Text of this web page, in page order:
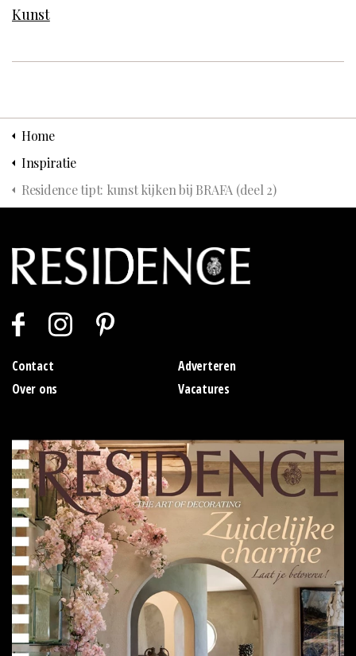
Kunst
Home
Inspiratie
Residence tipt: kunst kijken bij BRAFA (deel 2)
Contact
Adverteren
Over ons
Vacatures